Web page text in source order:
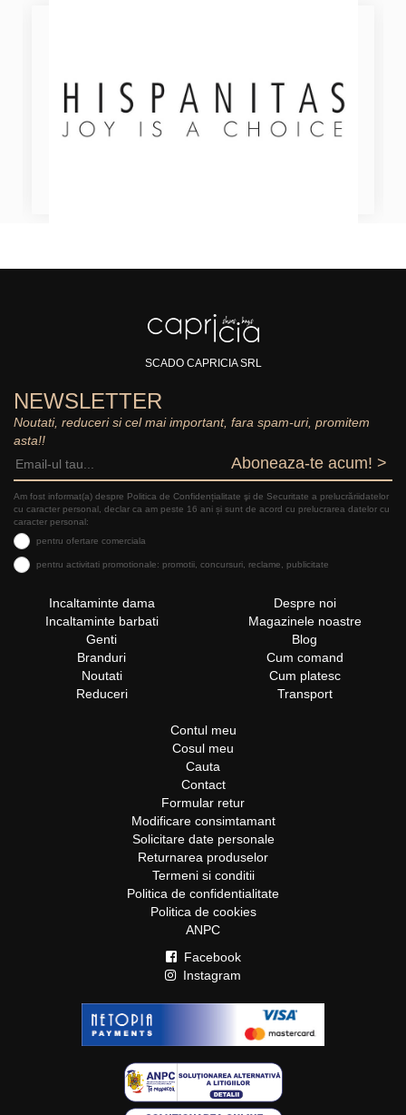
SCADO CAPRICIA SRL
NEWSLETTER
Noutati, reduceri si cel mai important, fara spam-uri, promitem
asta!!
Aboneaza-te acum! >
Am fost informat(a) despre Politica de Confidențialitate şi de Securitate a prelucrăriidatelor
cu caracter personal, declar ca am peste 16 ani și sunt de acord cu prelucrarea datelor cu
caracter personal:
pentru ofertare comerciala
pentru activitati promotionale: promotii, concursuri, reclame, publicitate
Incaltaminte dama
Incaltaminte barbati
Genti
Branduri
Noutati
Reduceri
Despre noi
Magazinele noastre
Blog
Cum comand
Cum platesc
Transport
Contul meu
Cosul meu
Cauta
Contact
Formular retur
Modificare consimtamant
Solicitare date personale
Returnarea produselor
Termeni si conditii
Politica de confidentialitate
Politica de cookies
ANPC
Facebook
Instagram